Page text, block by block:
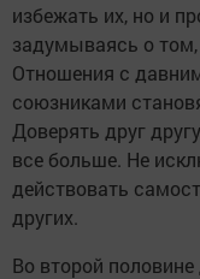
избежать их, но и
задумываясь о
Отношения с
союзниками
Доверять друг
все больше. Не
действовать
других.
Во второй